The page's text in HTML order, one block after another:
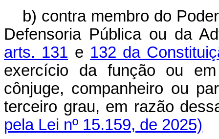
b) contra membro do
Defensoria Pública ou da
arts. 131 e 132 da
exercício da função ou
cônjuge, companheiro ou
terceiro grau, em razão
pela Lei nº 15.159, de 2025)